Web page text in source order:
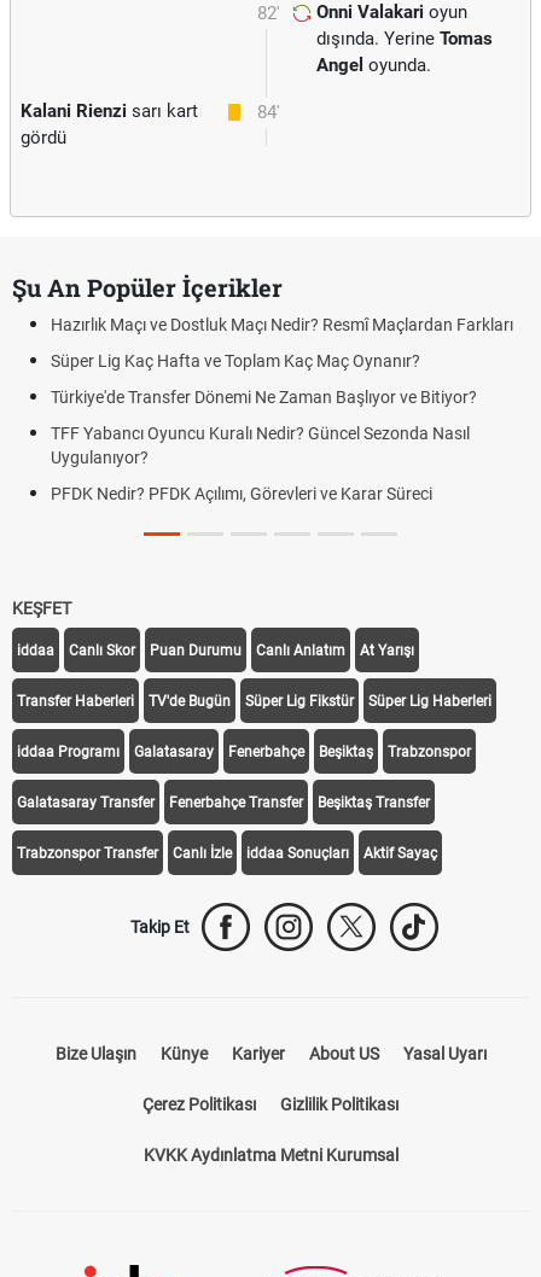
82' Onni Valakari oyun
dışında. Yerine Tomas
Angel oyunda.
84'
Kalani Rienzi sarı kart
gördü
Şu An Popüler İçerikler
Hazırlık Maçı ve Dostluk Maçı Nedir? Resmî Maçlardan Farkları
Süper Lig Kaç Hafta ve Toplam Kaç Maç Oynanır?
Türkiye'de Transfer Dönemi Ne Zaman Başlıyor ve Bitiyor?
TFF Yabancı Oyuncu Kuralı Nedir? Güncel Sezonda Nasıl
Uygulanıyor?
PFDK Nedir? PFDK Açılımı, Görevleri ve Karar Süreci
KEŞFET
iddaa Canlı Skor Puan Durumu Canlı Anlatım At Yarışı
Transfer Haberleri TV'de Bugün Süper Lig Fikstür Süper Lig Haberleri
iddaa Programı Galatasaray Fenerbahçe Beşiktaş Trabzonspor
Galatasaray Transfer Fenerbahçe Transfer Beşiktaş Transfer
Trabzonspor Transfer Canlı İzle iddaa Sonuçları Aktif Sayaç
Takip Et
Bize Ulaşın Künye Kariyer About US Yasal Uyarı
Çerez Politikası Gizlilik Politikası
KVKK Aydınlatma Metni Kurumsal